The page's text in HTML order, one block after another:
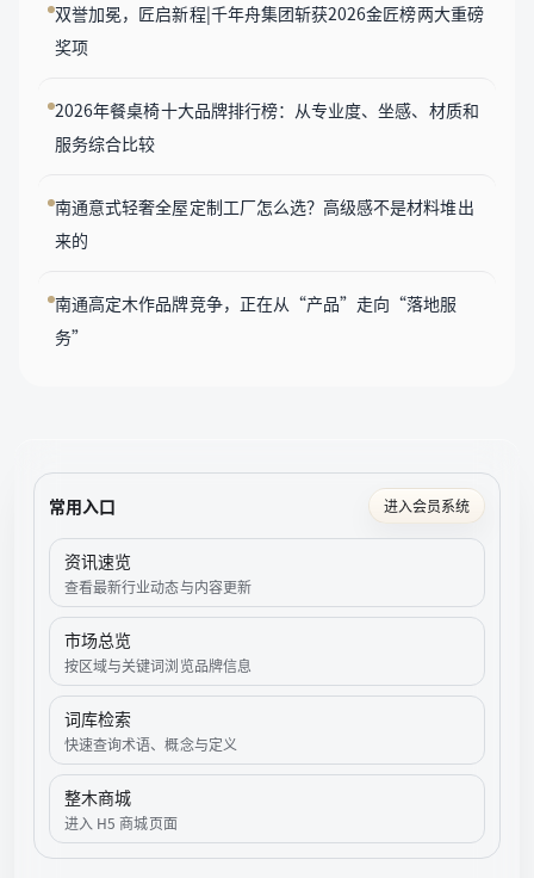
双誉加冕，匠启新程|千年舟集团斩获2026金匠榜两大重磅
奖项
2026年餐桌椅十大品牌排行榜：从专业度、坐感、材质和
服务综合比较
南通意式轻奢全屋定制工厂怎么选？高级感不是材料堆出
来的
南通高定木作品牌竞争，正在从“产品”走向“落地服
务”
常用入口 进入会员系统
资讯速览
查看最新行业动态与内容更新
市场总览
按区域与关键词浏览品牌信息
词库检索
快速查询术语、概念与定义
整木商城
进入 H5 商城页面